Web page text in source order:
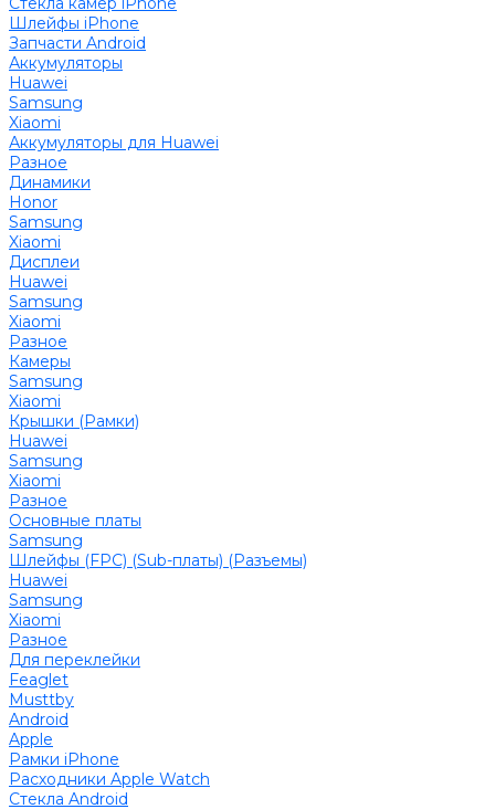
Шлейфы iPhone
Запчасти Android
Аккумуляторы
Huawei
Samsung
Xiaomi
Аккумуляторы для Huawei
Разное
Динамики
Honor
Samsung
Xiaomi
Дисплеи
Huawei
Samsung
Xiaomi
Разное
Камеры
Samsung
Xiaomi
Крышки (Рамки)
Huawei
Samsung
Xiaomi
Разное
Основные платы
Samsung
Шлейфы (FPC) (Sub-платы) (Разъемы)
Huawei
Samsung
Xiaomi
Разное
Для переклейки
Feaglet
Musttby
Android
Apple
Рамки iPhone
Расходники Apple Watch
Стекла Android